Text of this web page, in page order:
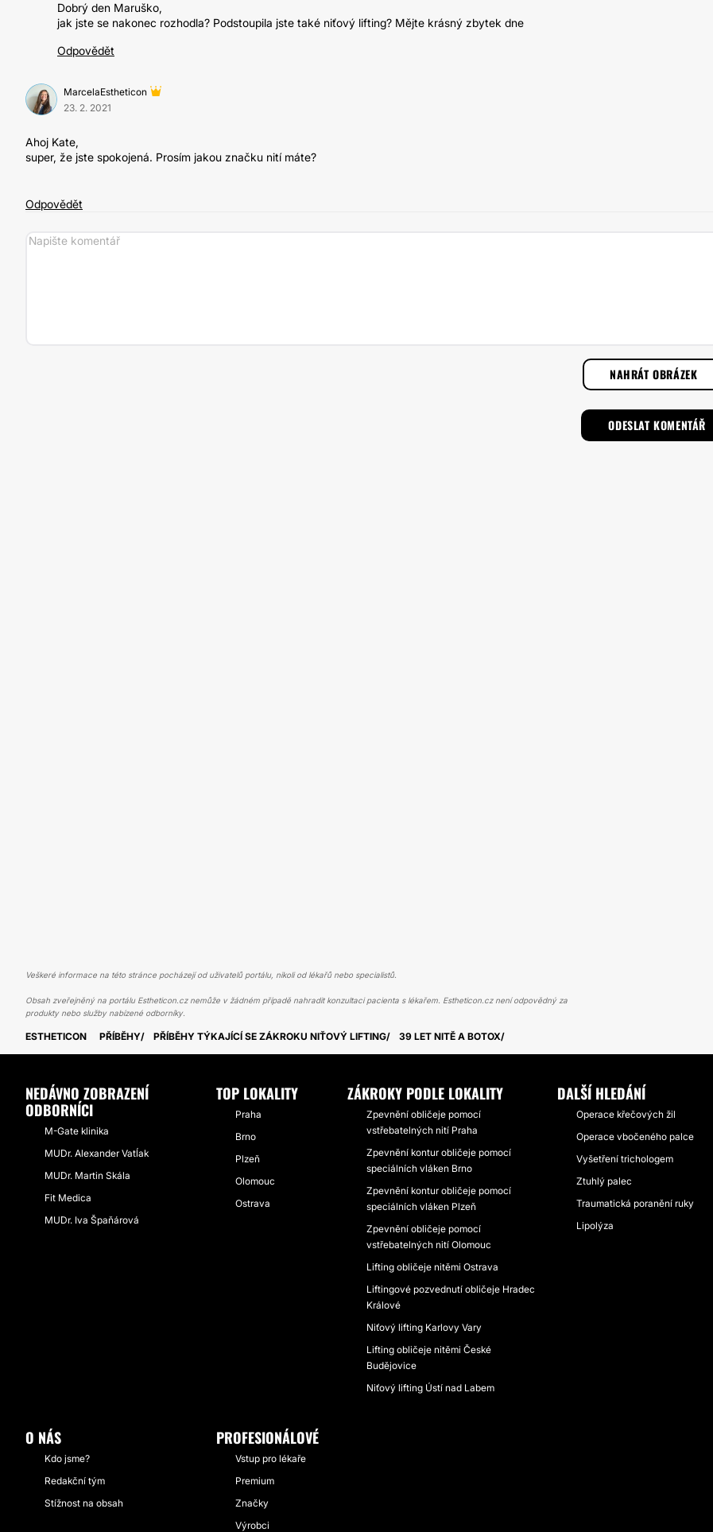
Dobrý den Maruško,
jak jste se nakonec rozhodla? Podstoupila jste také niťový lifting? Mějte krásný zbytek dne
Odpovědět
MarcelaEstheticon
23. 2. 2021
Ahoj Kate,
super, že jste spokojená. Prosím jakou značku nití máte?
Odpovědět
NAHRÁT OBRÁZEK
Veškeré informace na této stránce pocházejí od uživatelů portálu, nikoli od lékařů nebo specialistů.
Obsah zveřejněný na portálu Estheticon.cz nemůže v žádném případě nahradit konzultaci pacienta s lékařem. Estheticon.cz není odpovědný za
produkty nebo služby nabízené odborníky.
ESTHETICON PŘÍBĚHY PŘÍBĚHY TÝKAJÍCÍ SE ZÁKROKU NIŤOVÝ LIFTING 39 LET NITĚ A BOTOX
NEDÁVNO ZOBRAZENÍ
ODBORNÍCI
M-Gate klinika
MUDr. Alexander Vatĺak
MUDr. Martin Skála
Fit Medica
MUDr. Iva Špaňárová
TOP LOKALITY
Praha
Brno
Plzeň
Olomouc
Ostrava
ZÁKROKY PODLE LOKALITY
Zpevnění obličeje pomocí
vstřebatelných nití Praha
Zpevnění kontur obličeje pomocí
speciálních vláken Brno
Zpevnění kontur obličeje pomocí
speciálních vláken Plzeň
Zpevnění obličeje pomocí
vstřebatelných nití Olomouc
Lifting obličeje nitěmi Ostrava
Liftingové pozvednutí obličeje Hradec
Králové
Niťový lifting Karlovy Vary
Lifting obličeje nitěmi České
Budějovice
Niťový lifting Ústí nad Labem
DALŠÍ HLEDÁNÍ
Operace křečových žil
Operace vbočeného palce
Vyšetření trichologem
Ztuhlý palec
Traumatická poranění ruky
Lipolýza
O NÁS
Kdo jsme?
Redakční tým
Stížnost na obsah
PROFESIONÁLOVÉ
Vstup pro lékaře
Premium
Značky
Výrobci